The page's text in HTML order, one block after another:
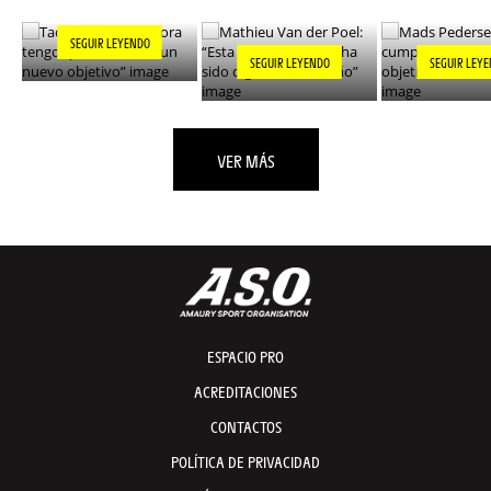
SEGUIR LEYENDO
SEGUIR LEYENDO SEGUIR
VER MÁS
ESPACIO PRO
ACREDITACIONES
CONTACTOS
POLÍTICA DE PRIVACIDAD